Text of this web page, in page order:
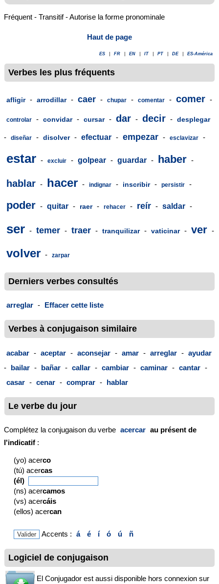
Fréquent - Transitif - Autorise la forme pronominale
Haut de page
ES FR EN IT PT DE ES-América
Verbes les plus fréquents
afligir - arrodillar - caer - chupar - comentar - comer -
controlar - convidar - cursar - dar - decir - desplegar
- diseñar - disolver - efectuar - empezar - esclavizar -
estar - excluir - golpear - guardar - haber -
hablar - hacer - indignar - inscribir - persistir -
poder - quitar - raer - rehacer - reír - saldar -
ser - temer - traer - tranquilizar - vaticinar - ver -
volver - zarpar
Derniers verbes consultés
arreglar - Effacer cette liste
Verbes à conjugaison similaire
acabar - aceptar - aconsejar - amar - arreglar - ayudar
- bailar - bañar - callar - cambiar - caminar - cantar -
casar - cenar - comprar - hablar
Le verbe du jour
Complétez la conjugaison du verbe acercar au présent de
l'indicatif :
(yo) acerco
(tú) acercas
(él)
(ns) acercamos
(vs) acercáis
(ellos) acercan
Accents : á é í ó ú ñ
Logiciel de conjugaison
El Conjugador est aussi disponible hors connexion sur